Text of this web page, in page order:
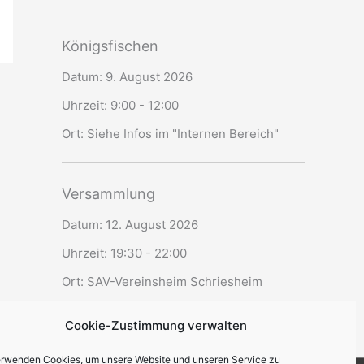
Cookie-Zustimmung verwalten
Cookies, um unsere Website und unseren Service zu
Königsfischen
Datum: 9. August 2026
Uhrzeit: 9:00 - 12:00
Ort: Siehe Infos im "Internen Bereich"
Versammlung
Datum: 12. August 2026
Uhrzeit: 19:30 - 22:00
Ort: SAV-Vereinsheim Schriesheim